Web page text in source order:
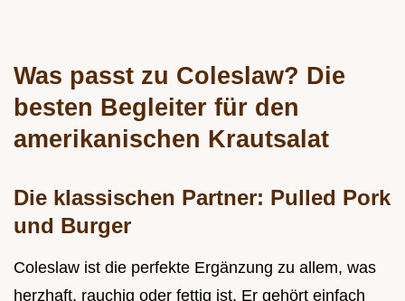
Was passt zu Coleslaw? Die
besten Begleiter für den
amerikanischen Krautsalat
Die klassischen Partner: Pulled Pork
und Burger
Coleslaw ist die perfekte Ergänzung zu allem, was
herzhaft, rauchig oder fettig ist. Er gehört einfach